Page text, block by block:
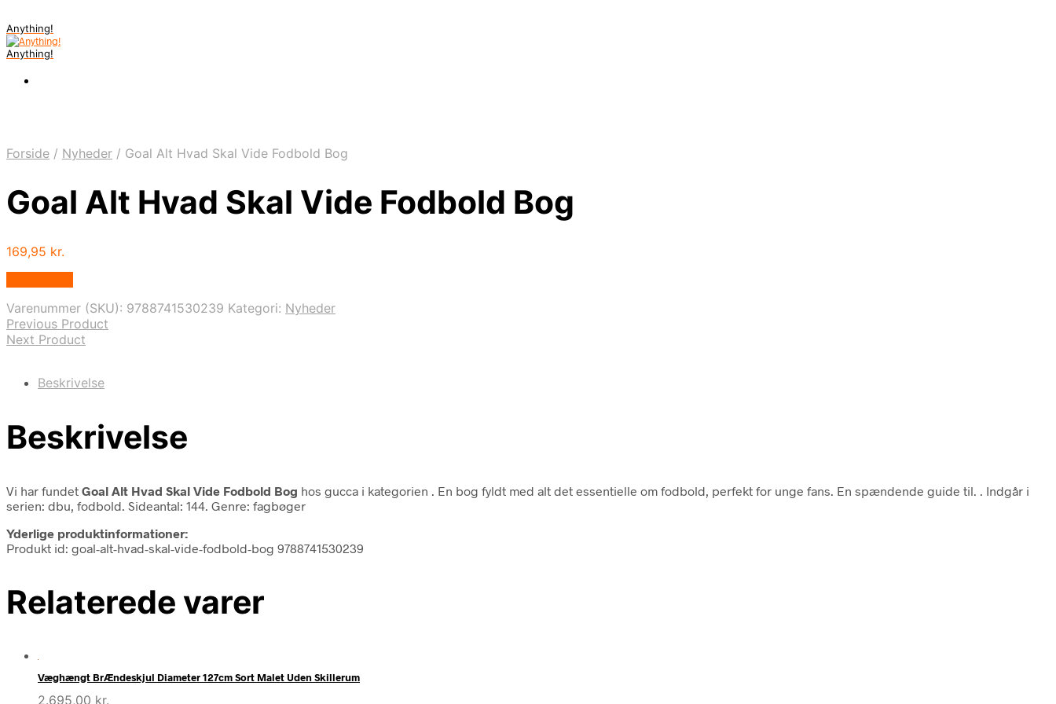
Anything!
Anything!
Forside / Nyheder / Goal Alt Hvad Skal Vide Fodbold Bog
Goal Alt Hvad Skal Vide Fodbold Bog
169,95 kr.
Varenummer (SKU): 9788741530239 Kategori: Nyheder
Previous Product
Next Product
Beskrivelse
Beskrivelse
Vi har fundet Goal Alt Hvad Skal Vide Fodbold Bog hos gucca i kategorien
. En bog fyldt med alt det essentielle om fodbold, perfekt for unge fans. En spændende guide til. . Indgår i
serien: dbu, fodbold. Sideantal: 144. Genre: fagbøger
Yderlige produktinformationer:
Produkt id: goal-alt-hvad-skal-vide-fodbold-bog 9788741530239
Relaterede varer
Væghængt BrÆndeskjul Diameter 127cm Sort Malet Uden Skillerum
2.695,00 kr.